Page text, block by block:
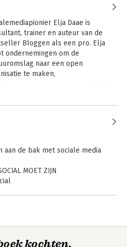
Elja Daae is
trainer en auteur van de
Bloggen als een pro. Elja
ondernemingen om de
naar een open
te maken,
Elja Daae
de bak met sociale media
MOET ZIJN
kochten,